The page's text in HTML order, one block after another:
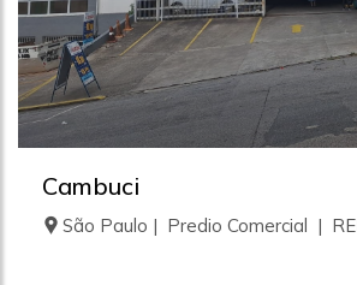
Cambuci
São Paulo | Predio Comercial |